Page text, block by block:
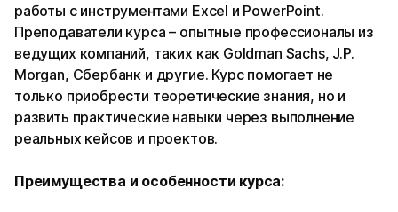
работы с инструментами Excel и PowerPoint.
Преподаватели курса – опытные профессионалы из
ведущих компаний, таких как Goldman Sachs, J.P.
Morgan, Сбербанк и другие. Курс помогает не
только приобрести теоретические знания, но и
развить практические навыки через выполнение
реальных кейсов и проектов.
Преимущества и особенности курса: